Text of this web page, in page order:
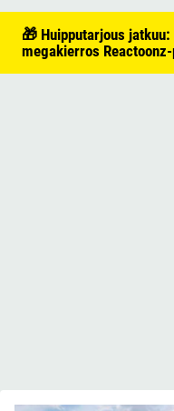
🎁 Huipputarjous
megakierros